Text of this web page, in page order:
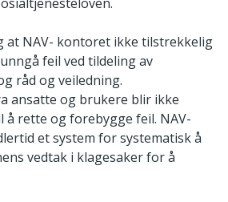
at NAV- kontoret ikke tilstrekkelig
feil ved tildeling av
råd og veiledning.
ansatte og brukere blir ikke
rette og forebygge feil. NAV-
et system for systematisk å
vedtak i klagesaker for å